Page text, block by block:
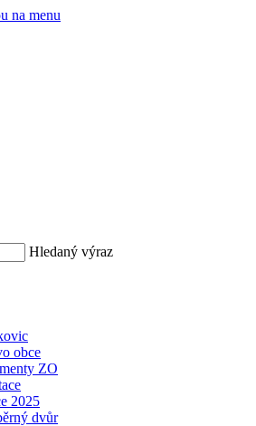
na menu
Hledaný výraz
obce
ZO
2025
dvůr